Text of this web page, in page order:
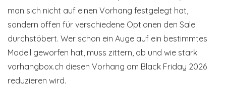
man sich nicht auf einen Vorhang festgelegt hat,
sondern offen für verschiedene Optionen den Sale
durchstöbert. Wer schon ein Auge auf ein bestimmtes
Modell geworfen hat, muss zittern, ob und wie stark
vorhangbox.ch diesen Vorhang am Black Friday 2026
reduzieren wird.